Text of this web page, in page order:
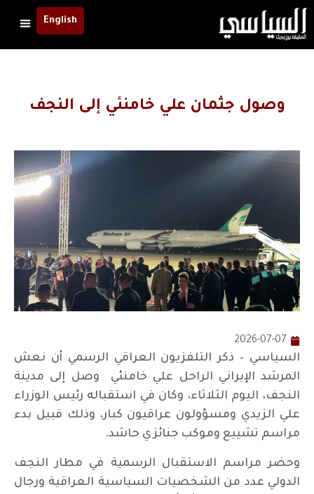
English
وصول جثمان علي خامنئي إلى النجف
2026-07-07
السياسي – ذكر التلفزيون العراقي الرسمي أن نعش
المرشد الإيراني الراحل علي خامنئي وصل إلى مدينة
النجف، اليوم الثلاثاء، وكان في استقباله رئيس الوزراء
علي الزيدي ومسؤولون عراقيون كبار، وذلك قبيل بدء
مراسم تشييع وموكب جنائزي حاشد.
وحضر مراسم الاستقبال الرسمية في مطار النجف
الدولي عدد من الشخصيات السياسية العراقية ورجال